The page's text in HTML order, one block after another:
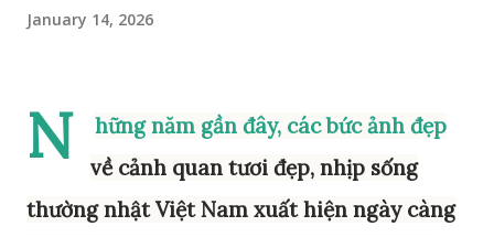
January 14, 2026
N
hững năm gần đây, các bức ảnh đẹp
về cảnh quan tươi đẹp, nhịp sống
thường nhật Việt Nam xuất hiện ngày càng